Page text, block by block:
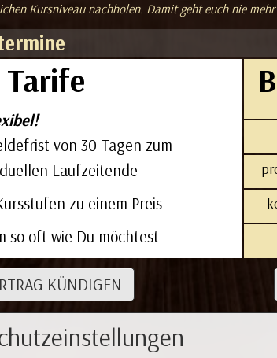
Kursniveau nachholen. Damit geht euch nie
Tarife
von 30 Tagen zum
Laufzeitende
zu einem Preis
so oft wie Du möchtest
KÜNDIGEN